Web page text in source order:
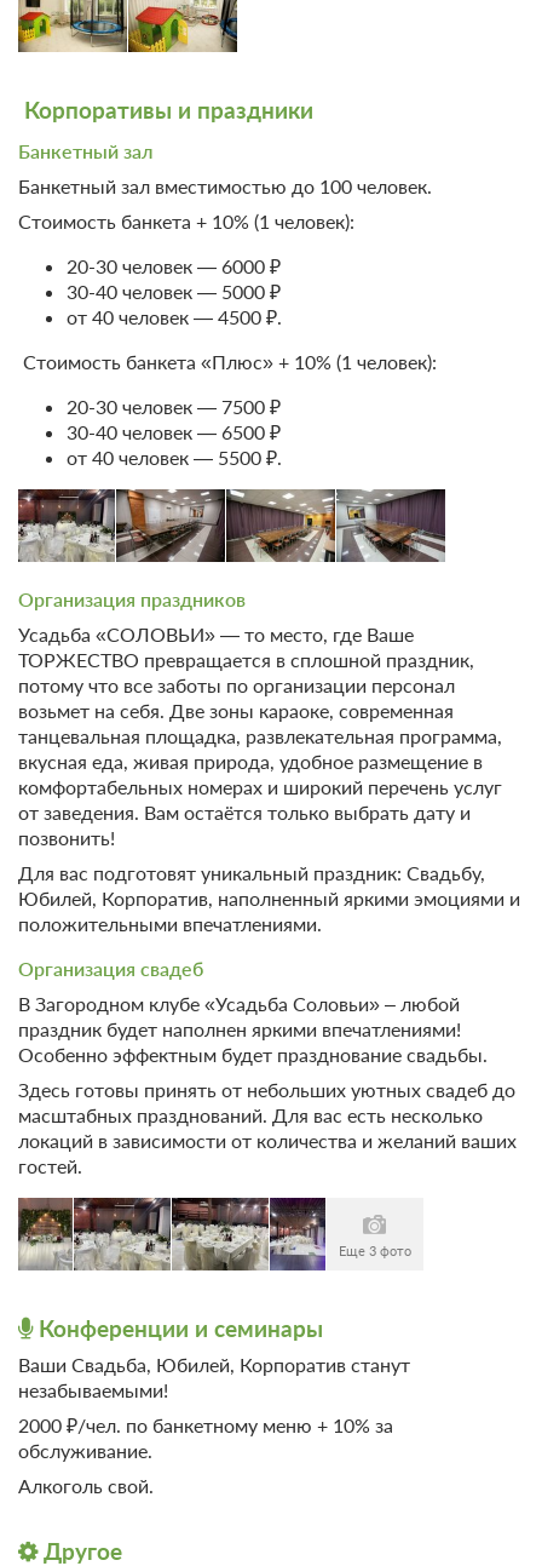
Корпоративы и праздники
Банкетный зал
Банкетный зал вместимостью до 100 человек.
Стоимость банкета + 10% (1 человек):
20-30 человек — 6000 ₽
30-40 человек — 5000 ₽
от 40 человек — 4500 ₽.
Стоимость банкета «Плюс» + 10% (1 человек):
20-30 человек — 7500 ₽
30-40 человек — 6500 ₽
от 40 человек — 5500 ₽.
Организация праздников
Усадьба «СОЛОВЬИ» — то место, где Ваше
ТОРЖЕСТВО превращается в сплошной праздник,
потому что все заботы по организации персонал
возьмет на себя. Две зоны караоке, современная
танцевальная площадка, развлекательная программа,
вкусная еда, живая природа, удобное размещение в
комфортабельных номерах и широкий перечень услуг
от заведения. Вам остаётся только выбрать дату и
позвонить!
Для вас подготовят уникальный праздник: Свадьбу,
Юбилей, Корпоратив, наполненный яркими эмоциями и
положительными впечатлениями.
Организация свадеб
В Загородном клубе «Усадьба Соловьи» – любой
праздник будет наполнен яркими впечатлениями!
Особенно эффектным будет празднование свадьбы.
Здесь готовы принять от небольших уютных свадеб до
масштабных празднований. Для вас есть несколько
локаций в зависимости от количества и желаний ваших
гостей.
Еще 3 фото
Конференции и семинары
Ваши Свадьба, Юбилей, Корпоратив станут
незабываемыми!
2000 ₽/чел. по банкетному меню + 10% за
обслуживание.
Алкоголь свой.
Другое